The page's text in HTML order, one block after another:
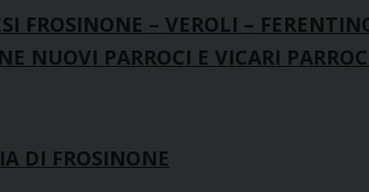
FROSINONE – VEROLI –
NUOVI PARROCI E VICARI
DI FROSINONE